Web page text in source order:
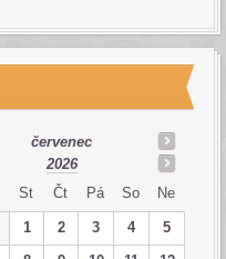
červenec
2026
St Čt Pá So Ne
1 2 3 4
5